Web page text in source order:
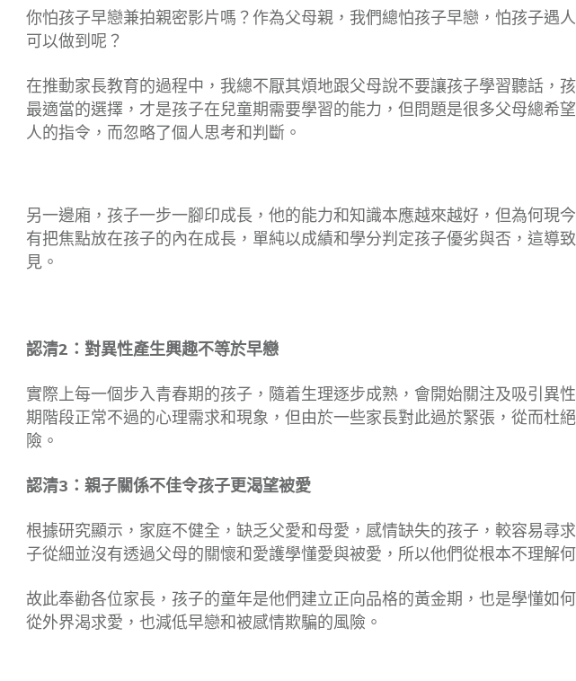
你怕孩子早戀兼拍親密影片嗎？作為父母親，我們總怕孩子早戀，怕孩子遇
可以做到呢？
在推動家長教育的過程中，我總不厭其煩地跟父母說不要讓孩子學習聽話
最適當的選擇，才是孩子在兒童期需要學習的能力，但問題是很多父母總希
人的指令，而忽略了個人思考和判斷。
另一邊廂，孩子一步一腳印成長，他的能力和知識本應越來越好，但為何
有把焦點放在孩子的內在成長，單純以成績和學分判定孩子優劣與否，這
見。
認清2：對異性產生興趣不等於早戀
實際上每一個步入青春期的孩子，隨着生理逐步成熟，會開始關注及吸引
期階段正常不過的心理需求和現象，但由於一些家長對此過於緊張，從而
險。
認清3：親子關係不佳令孩子更渴望被愛
根據研究顯示，家庭不健全，缺乏父愛和母愛，感情缺失的孩子，較容易
子從細並沒有透過父母的關懷和愛護學懂愛與被愛，所以他們從根本不理解
故此奉勸各位家長，孩子的童年是他們建立正向品格的黃金期，也是學懂
從外界渴求愛，也減低早戀和被感情欺騙的風險。